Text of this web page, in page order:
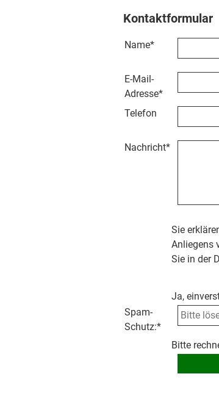
Kontaktformular
Name*
E-Mail-
Adresse*
Telefon
Nachricht*
Sie
Anliegens
Sie in der
Ja,
Spam-
Schutz:*
Bitte